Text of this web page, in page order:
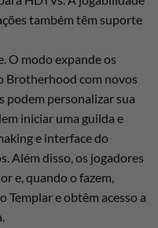
também têm suporte
O modo expande os
Brotherhood com novos
podem personalizar sua
iniciar uma guilda e
e interface do
Além disso, os jogadores
e, quando o fazem,
Templar e obtêm acesso a